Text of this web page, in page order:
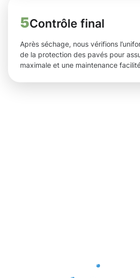
5Contrôle final
Après séchage, nous vérifions
de la protection des pavés pour
maximale et une maintenance